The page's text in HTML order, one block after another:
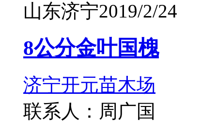
山东济宁2019/2/24
8公分金叶国槐
济宁开元苗木场
联系人：周广国